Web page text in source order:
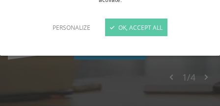
PERSONALIZE OK, ACCEPT ALL
pédagogiques ? Quels sont leurs avantages et
1/4